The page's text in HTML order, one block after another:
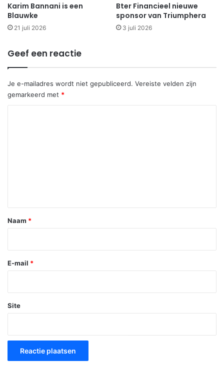
Karim Bannani is een
Blauwke
21 juli 2026
Bter Financieel nieuwe
sponsor van Triumphera
3 juli 2026
Geef een reactie
Je e-mailadres wordt niet gepubliceerd. Vereiste velden zijn
gemarkeerd met *
*
Naam *
E-mail *
Site